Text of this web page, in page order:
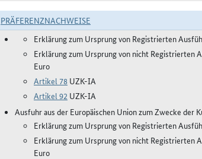
PRÄFERENZNACHWEISE
Erklärung zum Ursprung von Registrierten
Erklärung zum Ursprung von nicht Registrierten
Euro
Artikel 78 UZK-IA
Artikel 92 UZK-IA
Ausfuhr aus der Europäischen Union zum Zwecke der
Erklärung zum Ursprung von Registrierten
Erklärung zum Ursprung von nicht Registrierten
Euro